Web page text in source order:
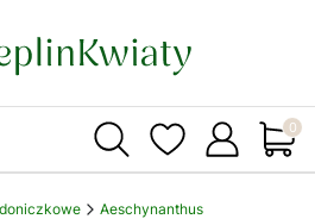
Aeschynanthus